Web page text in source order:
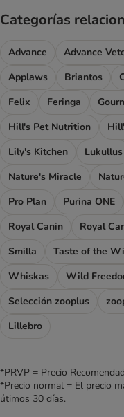
Categorías
Advance Advance
Applaws
Briantos
Felix
Feringa
Hill's Pet Nutrition
Lily's Kitchen
Lukullus
Nature's Miracle
Pro Plan
Purina ONE
Royal Canin
Royal
Smilla
Taste of the
Whiskas
Wild
Selección zooplus
Lillebro
*PRVP = Precio
*Precio normal = El precio
útimos 30 días.